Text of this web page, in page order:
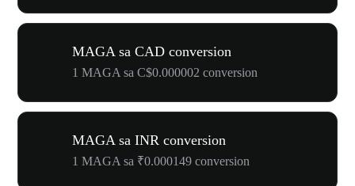
MAGA sa CAD conversion
1 MAGA sa C$0.000002 conversion
MAGA sa INR conversion
1 MAGA sa ₹0.000149 conversion